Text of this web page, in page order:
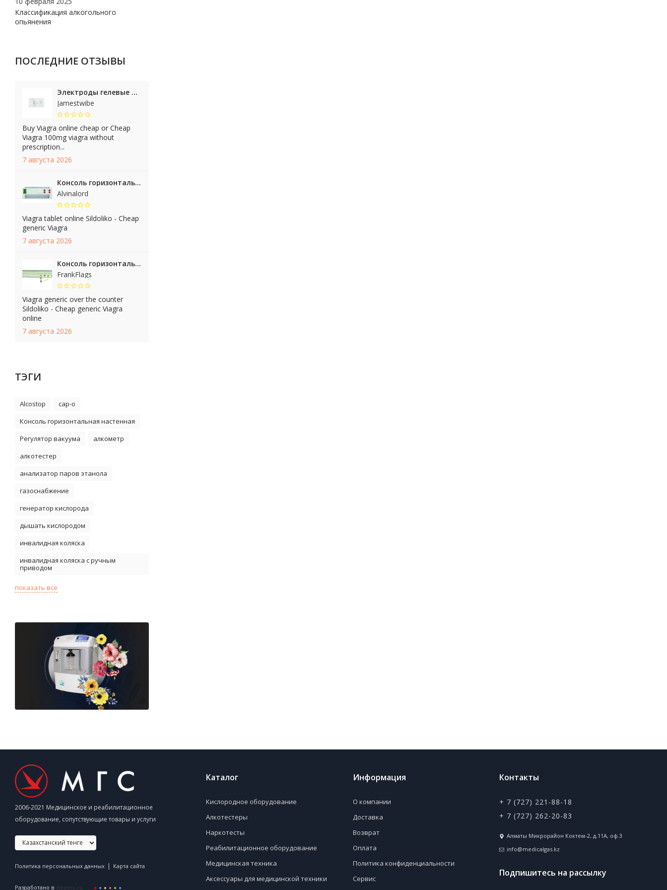
Классификация алкогольного
опьянения
ПОСЛЕДНИЕ ОТЗЫВЫ
Электроды гелевые ТЭС-03
Jamestwibe
Buy Viagra online cheap or Cheap
Viagra 100mg viagra without
prescription...
7 августа 2026
Консоль горизонтальная настенная, серии Monoclinic
Alvinalord
Viagra tablet online Sildoliko - Cheap
generic Viagra
7 августа 2026
Консоль горизонтальная, настенная, с 2-мя кронштейнами Длина: 150 см Код товара A-BHU-ROOMUTE1
FrankFlags
Viagra generic over the counter
Sildoliko - Cheap generic Viagra
online
7 августа 2026
ТЭГИ
Alcostop
cap-o
Консоль горизонтальная настенная
Регулятор вакуума
алкометр
алкотестер
анализатор паров этанола
газоснабжение
генератор кислорода
дышать кислородом
инвалидная коляска
инвалидная коляска с ручным
приводом
показать все
2006-2021 Медицинское и реабилитационное
оборудование, сопутствующие товары и услуги
Политика персональных данных | Карта сайта
Разработано в steemy.ru
Каталог
Кислородное оборудование
Алкотестеры
Наркотесты
Реабилитационное оборудование
Медицинская техника
Аксессуары для медицинской техники
Информация
О компании
Доставка
Возврат
Оплата
Политика конфиденциальности
Сервис
Контакты
+ 7 (727) 221-88-18
+ 7 (727) 262-20-83
Алматы Микрорайон Коктем-2, д.11А, оф.3
info@medicalgas.kz
Подпишитесь на рассылку